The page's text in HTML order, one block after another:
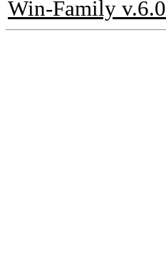
Win-Family v.6.0